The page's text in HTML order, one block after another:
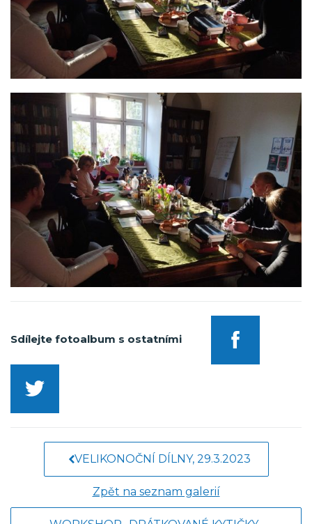
Sdílejte fotoalbum s ostatními
VELIKONOČNÍ DÍLNY, 29.3.2023
Zpět na seznam galerií